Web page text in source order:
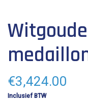
hoogte: 2.6 cm
€3,424.00
Inclusief BTW